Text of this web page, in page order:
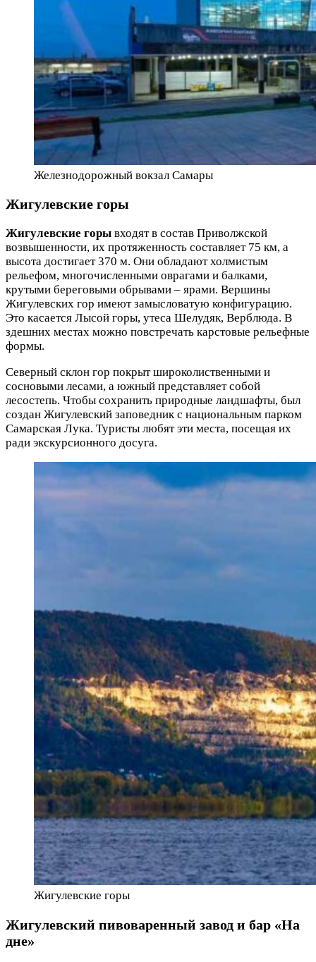
Железнодорожный вокзал Самары
Жигулевские горы
Жигулевские горы входят в состав Приволжской
возвышенности, их протяженность составляет 75 км, а
высота достигает 370 м. Они обладают холмистым
рельефом, многочисленными оврагами и балками,
крутыми береговыми обрывами – ярами. Вершины
Жигулевских гор имеют замысловатую конфигурацию.
Это касается Лысой горы, утеса Шелудяк, Верблюда. В
здешних местах можно повстречать карстовые рельефные
формы.
Северный склон гор покрыт широколиственными и
сосновыми лесами, а южный представляет собой
лесостепь. Чтобы сохранить природные ландшафты, был
создан Жигулевский заповедник с национальным парком
Самарская Лука. Туристы любят эти места, посещая их
ради экскурсионного досуга.
Жигулевские горы
Жигулевский пивоваренный завод и бар «На
дне»